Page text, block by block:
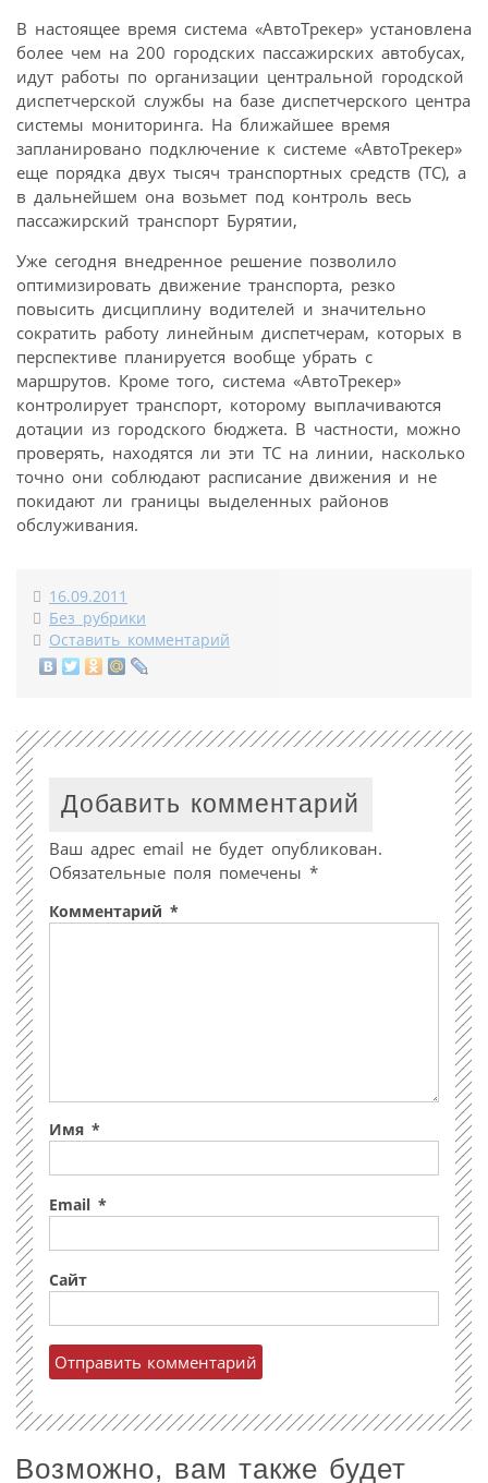
В настоящее время система «АвтоТрекер» установлена
более чем на 200 городских пассажирских автобусах,
идут работы по организации центральной городской
диспетчерской службы на базе диспетчерского центра
системы мониторинга. На ближайшее время
запланировано подключение к системе «АвтоТрекер»
еще порядка двух тысяч транспортных средств (ТС), а
в дальнейшем она возьмет под контроль весь
пассажирский транспорт Бурятии,
Уже сегодня внедренное решение позволило
оптимизировать движение транспорта, резко
повысить дисциплину водителей и значительно
сократить работу линейным диспетчерам, которых в
перспективе планируется вообще убрать с
маршрутов. Кроме того, система «АвтоТрекер»
контролирует транспорт, которому выплачиваются
дотации из городского бюджета. В частности, можно
проверять, находятся ли эти ТС на линии, насколько
точно они соблюдают расписание движения и не
покидают ли границы выделенных районов
обслуживания.
16.09.2011
Без рубрики
Оставить комментарий
Добавить комментарий
Ваш адрес email не будет опубликован.
Обязательные поля помечены *
Комментарий *
Имя *
Email *
Сайт
Возможно, вам также будет